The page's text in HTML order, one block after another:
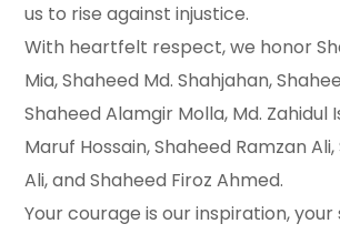
us to rise against injustice.
With heartfelt respect, we honor
Mia, Shaheed Md. Shahjahan,
Shaheed Alamgir Molla, Md. Zahidul
Maruf Hossain, Shaheed Ramzan
Ali, and Shaheed Firoz Ahmed.
Your courage is our inspiration,